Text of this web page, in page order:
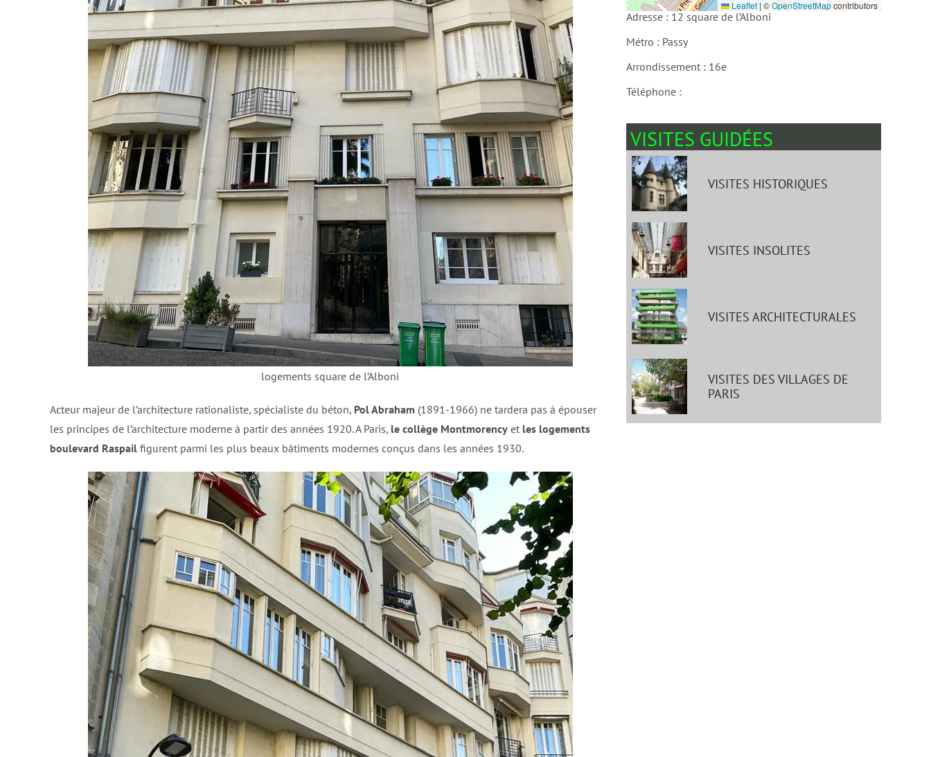
logements square de l’Alboni
Acteur majeur de l’architecture rationaliste, spécialiste du béton, Pol Abraham (1891-1966) ne tardera pas à épouser
les principes de l’architecture moderne à partir des années 1920. A Paris, le collège Montmorencyet les logements
boulevard Raspailfigurent parmi les plus beaux bâtiments modernes conçus dans les années 1930.
Leaflet | ©OpenStreetMapcontributors
Adresse : 12 square de l’Alboni
Métro : Passy
Arrondissement : 16e
Téléphone :
VISITES GUIDÉES
VISITES HISTORIQUES
VISITES INSOLITES
VISITES ARCHITECTURALES
VISITES DES VILLAGES DE
PARIS